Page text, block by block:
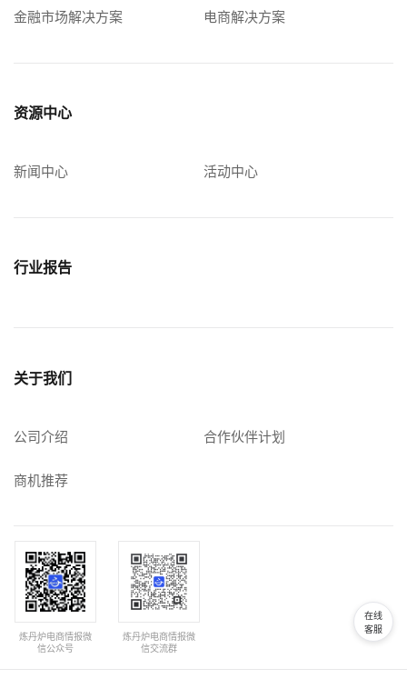
金融市场解决方案 电商解决方案
资源中心
新闻中心 活动中心
行业报告
关于我们
公司介绍 合作伙伴计划
商机推荐
炼丹炉电商情报微
信公众号
炼丹炉电商情报微
信交流群
在线
客服